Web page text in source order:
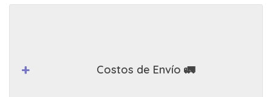
Costos de Envío 🚛